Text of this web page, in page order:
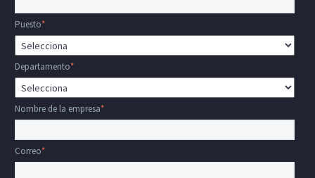
Puesto*
Departamento*
Nombre de la empresa*
Correo*